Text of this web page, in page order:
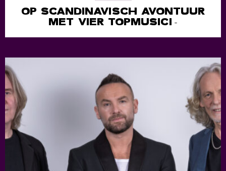
OP SCANDINAVISCH AVONTUUR
MET VIER TOPMUSICI -